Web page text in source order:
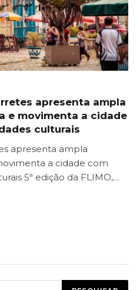
apresenta ampla
e movimenta a cidade
culturais
apresenta ampla
a cidade com
5ª edição da FLIMO,…